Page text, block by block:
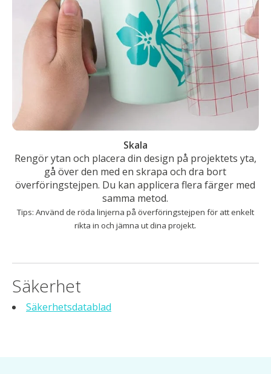
Skala
Rengör ytan och placera din design på projektets yta,
gå över den med en skrapa och dra bort
överföringstejpen. Du kan applicera flera färger med
samma metod.
Tips: Använd de röda linjerna på överföringstejpen för att enkelt
rikta in och jämna ut dina projekt.
Säkerhet
Säkerhetsdatablad